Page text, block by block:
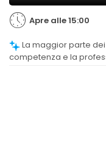
Apre alle 15:00
competenza e la